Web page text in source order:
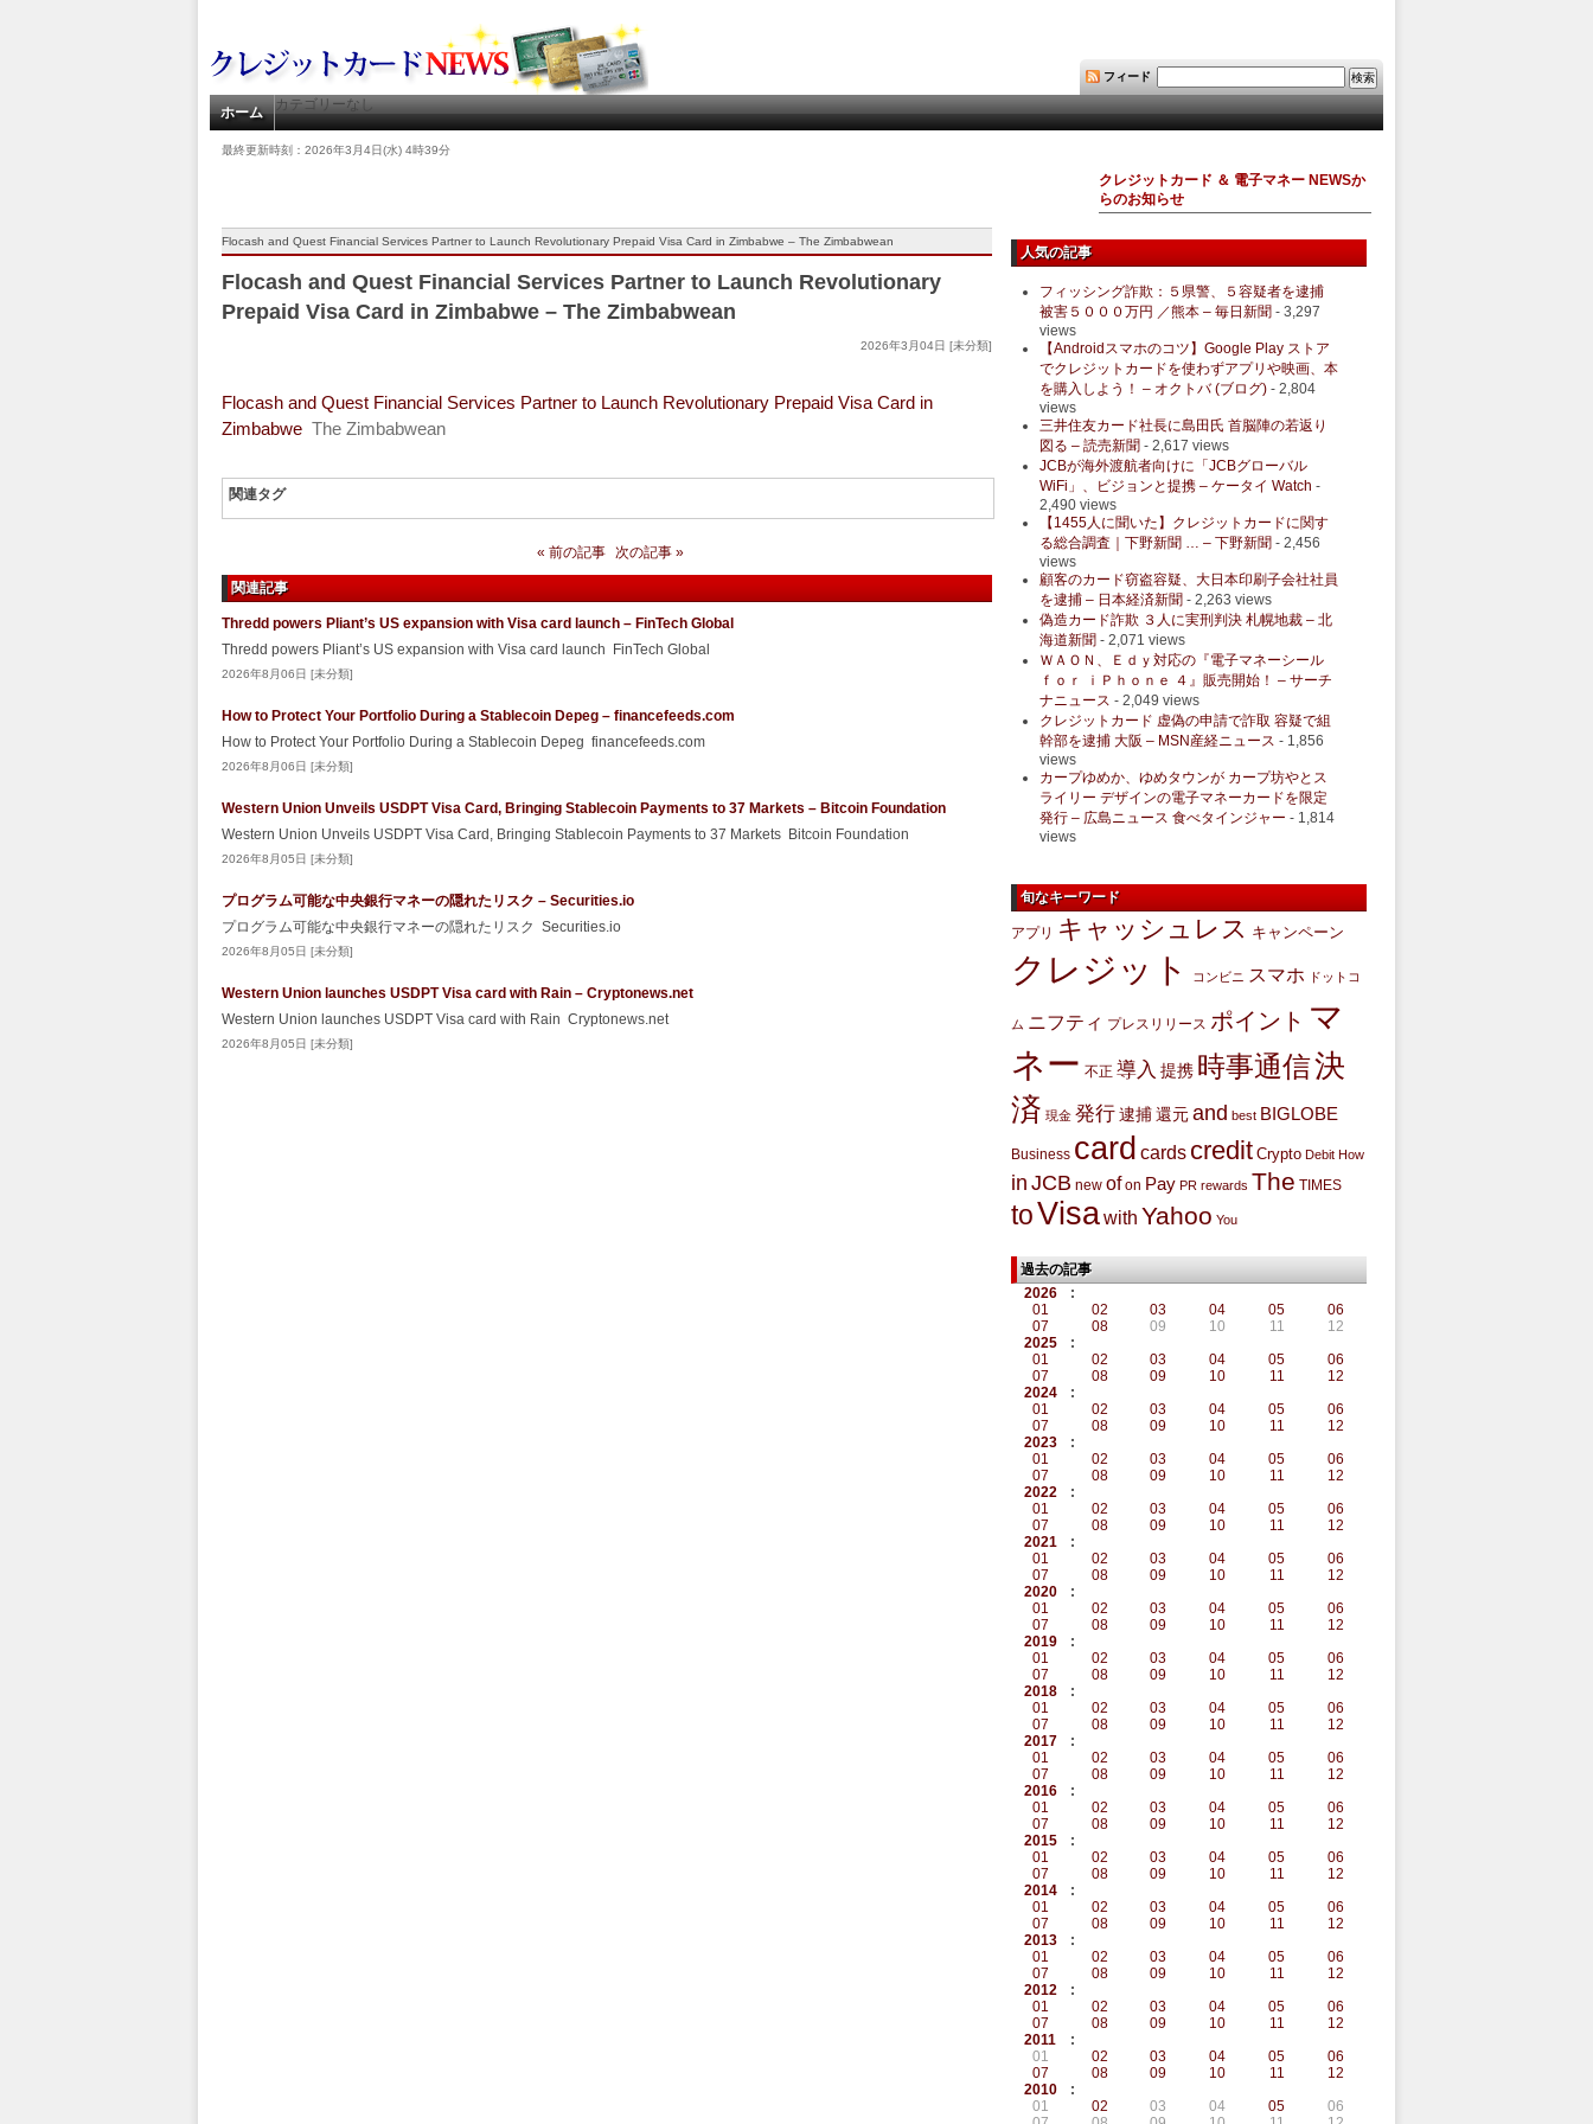
フィード
ホーム カテゴリーなし
最終更新時刻：2026年3月4日(水) 4時39分
クレジットカード ＆ 電子マネー NEWSか
らのお知らせ
Flocash and Quest Financial Services Partner to Launch Revolutionary Prepaid Visa Card in Zimbabwe – The Zimbabwean
Flocash and Quest Financial Services Partner to Launch Revolutionary
Prepaid Visa Card in Zimbabwe – The Zimbabwean
2026年3月04日 [未分類]
Flocash and Quest Financial Services Partner to Launch Revolutionary Prepaid Visa Card in
Zimbabwe The Zimbabwean
関連タグ
« 前の記事 次の記事 »
関連記事
Thredd powers Pliant’s US expansion with Visa card launch – FinTech Global
Thredd powers Pliant’s US expansion with Visa card launch FinTech Global
2026年8月06日 [未分類]
How to Protect Your Portfolio During a Stablecoin Depeg – financefeeds.com
How to Protect Your Portfolio During a Stablecoin Depeg financefeeds.com
2026年8月06日 [未分類]
Western Union Unveils USDPT Visa Card, Bringing Stablecoin Payments to 37 Markets – Bitcoin Foundation
Western Union Unveils USDPT Visa Card, Bringing Stablecoin Payments to 37 Markets Bitcoin Foundation
2026年8月05日 [未分類]
プログラム可能な中央銀行マネーの隠れたリスク – Securities.io
プログラム可能な中央銀行マネーの隠れたリスク Securities.io
2026年8月05日 [未分類]
Western Union launches USDPT Visa card with Rain – Cryptonews.net
Western Union launches USDPT Visa card with Rain Cryptonews.net
2026年8月05日 [未分類]
人気の記事
フィッシング詐欺：５県警、５容疑者を逮捕
被害５０００万円 ／熊本 – 毎日新聞 - 3,297
views
【Androidスマホのコツ】Google Play ストア
でクレジットカードを使わずアプリや映画、本
を購入しよう！ – オクトバ (ブログ) - 2,804
views
三井住友カード社長に島田氏 首脳陣の若返り
図る – 読売新聞 - 2,617 views
JCBが海外渡航者向けに「JCBグローバル
WiFi」、ビジョンと提携 – ケータイ Watch -
2,490 views
【1455人に聞いた】クレジットカードに関す
る総合調査｜下野新聞 … – 下野新聞 - 2,456
views
顧客のカード窃盗容疑、大日本印刷子会社社員
を逮捕 – 日本経済新聞 - 2,263 views
偽造カード詐欺 ３人に実刑判決 札幌地裁 – 北
海道新聞 - 2,071 views
ＷＡＯＮ、Ｅｄｙ対応の『電子マネーシール
ｆｏｒ ｉＰｈｏｎｅ ４』販売開始！ – サーチ
ナニュース - 2,049 views
クレジットカード 虚偽の申請で詐取 容疑で組
幹部を逮捕 大阪 – MSN産経ニュース - 1,856
views
カープゆめか、ゆめタウンが カープ坊やとス
ライリー デザインの電子マネーカードを限定
発行 – 広島ニュース 食べタインジャー - 1,814
views
旬なキーワード
アプリ キャッシュレス キャンペーン
クレジット コンビニ スマホ ドットコ
ム ニフティ プレスリリース ポイント マ
ネー 不正 導入 提携 時事通信決
済 現金 発行 逮捕 還元and best BIGLOBE
Business card cards credit Crypto Debit How
in JCB new of on Pay PR rewards The TIMES
toVisawith Yahoo You
過去の記事
2026
:
01
02 03 04 05
06
07
08 09 10 11
12
2025
:
01
02 03 04 05
06
07
08 09 10 11
12
2024
:
01
02 03 04 05
06
07
08 09 10 11
12
2023
:
01
02 03 04 05
06
07
08 09 10 11
12
2022
:
01
02 03 04 05
06
07
08 09 10 11
12
2021
:
01
02 03 04 05
06
07
08 09 10 11
12
2020
:
01
02 03 04 05
06
07
08 09 10 11
12
2019
:
01
02 03 04 05
06
07
08 09 10 11
12
2018
:
01
02 03 04 05
06
07
08 09 10 11
12
2017
:
01
02 03 04 05
06
07
08 09 10 11
12
2016
:
01
02 03 04 05
06
07
08 09 10 11
12
2015
:
01
02 03 04 05
06
07
08 09 10 11
12
2014
:
01
02 03 04 05
06
07
08 09 10 11
12
2013
:
01
02 03 04 05
06
07
08 09 10 11
12
2012
:
01
02 03 04 05
06
07
08 09 10 11
12
2011
:
01
02 03 04 05
06
07
08 09 10 11
12
2010
:
01
02 03 04 05
06